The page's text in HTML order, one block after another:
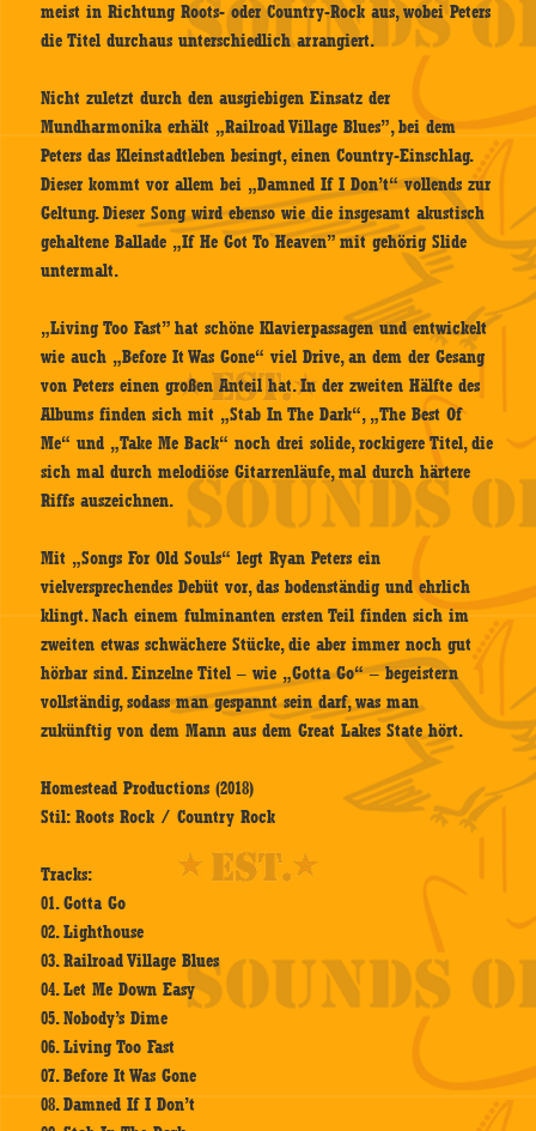
meist in Richtung Roots- oder Country-Rock aus, wobei Peters
die Titel durchaus unterschiedlich arrangiert.
Nicht zuletzt durch den ausgiebigen Einsatz der
Mundharmonika erhält „Railroad Village Blues”, bei dem
Peters das Kleinstadtleben besingt, einen Country-Einschlag.
Dieser kommt vor allem bei „Damned If I Don’t“ vollends zur
Geltung. Dieser Song wird ebenso wie die insgesamt akustisch
gehaltene Ballade „If He Got To Heaven” mit gehörig Slide
untermalt.
„Living Too Fast” hat schöne Klavierpassagen und entwickelt
wie auch „Before It Was Gone“ viel Drive, an dem der Gesang
von Peters einen großen Anteil hat. In der zweiten Hälfte des
Albums finden sich mit „Stab In The Dark“, „The Best Of
Me“ und „Take Me Back“ noch drei solide, rockigere Titel, die
sich mal durch melodiöse Gitarrenläufe, mal durch härtere
Riffs auszeichnen.
Mit „Songs For Old Souls“ legt Ryan Peters ein
vielversprechendes Debüt vor, das bodenständig und ehrlich
klingt. Nach einem fulminanten ersten Teil finden sich im
zweiten etwas schwächere Stücke, die aber immer noch gut
hörbar sind. Einzelne Titel – wie „Gotta Go“ – begeistern
vollständig, sodass man gespannt sein darf, was man
zukünftig von dem Mann aus dem Great Lakes State hört.
Homestead Productions (2018)
Stil: Roots Rock / Country Rock
Tracks:
01. Gotta Go
02. Lighthouse
03. Railroad Village Blues
04. Let Me Down Easy
05. Nobody’s Dime
06. Living Too Fast
07. Before It Was Gone
08. Damned If I Don’t